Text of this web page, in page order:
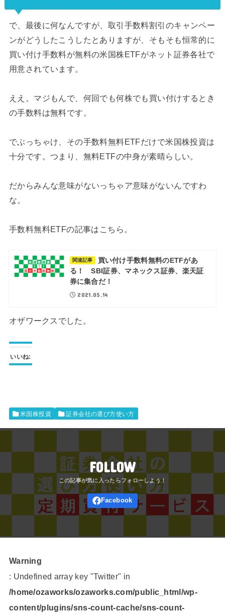
で、最後に何なんですが、取引手数料割引のキャンペー
ンがどうしたこうしたとありますが、そもそも恒常的に
買い付け手数料が無料の米国株ETFがネット証券各社で
用意されています。
ええ。マジもんで、何回でも何株でも買い付けするとき
の手数料は無料です。
でぶっちゃけ、その手数料無料ETFだけで米国株投資は
十分です。つまり、無料ETFの中身が素晴らしい。
だからみんな意味がないっちゃア意味がないんですわ
な。
手数料無料ETFの記事はこちら。
関連記事
買い付け手数料無料のETFがあ
る！ SBI証券、マネックス証券、楽天証
券に集合だ！
2021.05.14
オザワークスでした。
いいね:
米国株投資 証券会社の選び方使い方
FOLLOW
Warning
: Undefined array key "Twitter" in
/home/ozaworks/ozaworks.com/public_html/wp-
content/plugins/sns-count-cache/sns-count-